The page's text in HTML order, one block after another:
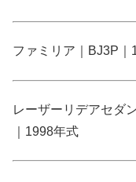
ファミリア｜BJ3P
レーザーリデアセダ
｜1998年式